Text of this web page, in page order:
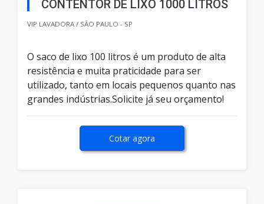
CONTENTOR DE LIXO 1000 LITROS
VIP LAVADORA / SÃO PAULO - SP
O saco de lixo 100 litros é um produto de alta
resistência e muita praticidade para ser
utilizado, tanto em locais pequenos quanto nas
grandes indústrias.Solicite já seu orçamento!
Cotar agora